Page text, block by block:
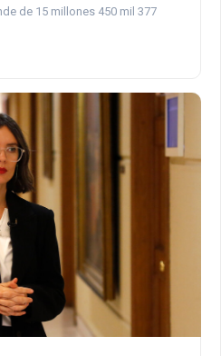
de 15 millones 450 mil 377